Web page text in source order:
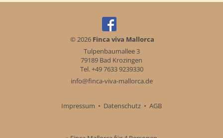
© 2026 Finca viva Mallorca
Tulpenbaumallee 3
79189 Bad Krozingen
Tel. +49 7633 9239330
info@finca-viva-mallorca.de
Impressum • Datenschutz • AGB